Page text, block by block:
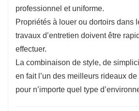
professionnel et uniforme.
Propriétés à louer ou dortoirs dans
travaux d’entretien doivent être
effectuer.
La combinaison de style, de
en fait l’un des meilleurs rideaux
pour n’importe quel type